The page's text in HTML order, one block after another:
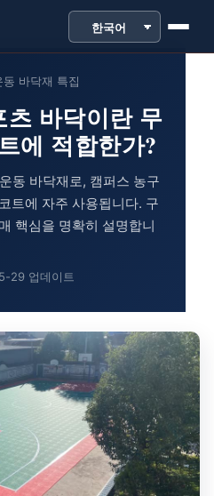
바닥재 특집
바닥이란 무
에 적합한가?
동 바닥재로, 캠퍼스 농구
트에 자주 사용됩니다. 구
핵심을 명확히 설명합니
29 업데이트